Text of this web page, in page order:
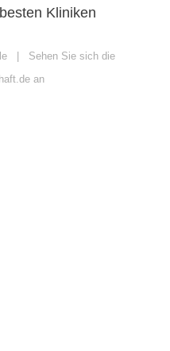
Kliniken
| Sehen Sie sich die
an